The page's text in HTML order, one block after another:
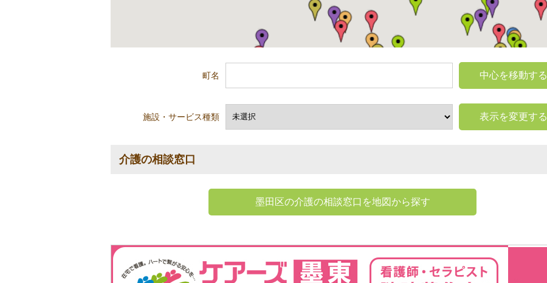
町名 中心を移動する
施設・サービス種類 表示を変更する
介護の相談窓口
墨田区の介護の相談窓口を地図から探す